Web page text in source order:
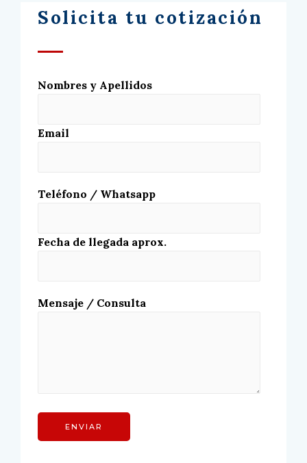
Solicita tu cotización
Nombres y Apellidos
Email
Teléfono / Whatsapp
Fecha de llegada aprox.
Mensaje / Consulta